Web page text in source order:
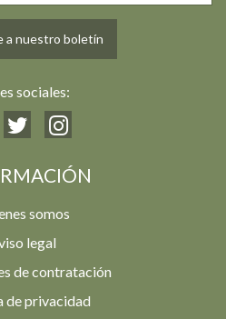
a nuestro boletín
sociales:
somos
legal
de contratación
de privacidad